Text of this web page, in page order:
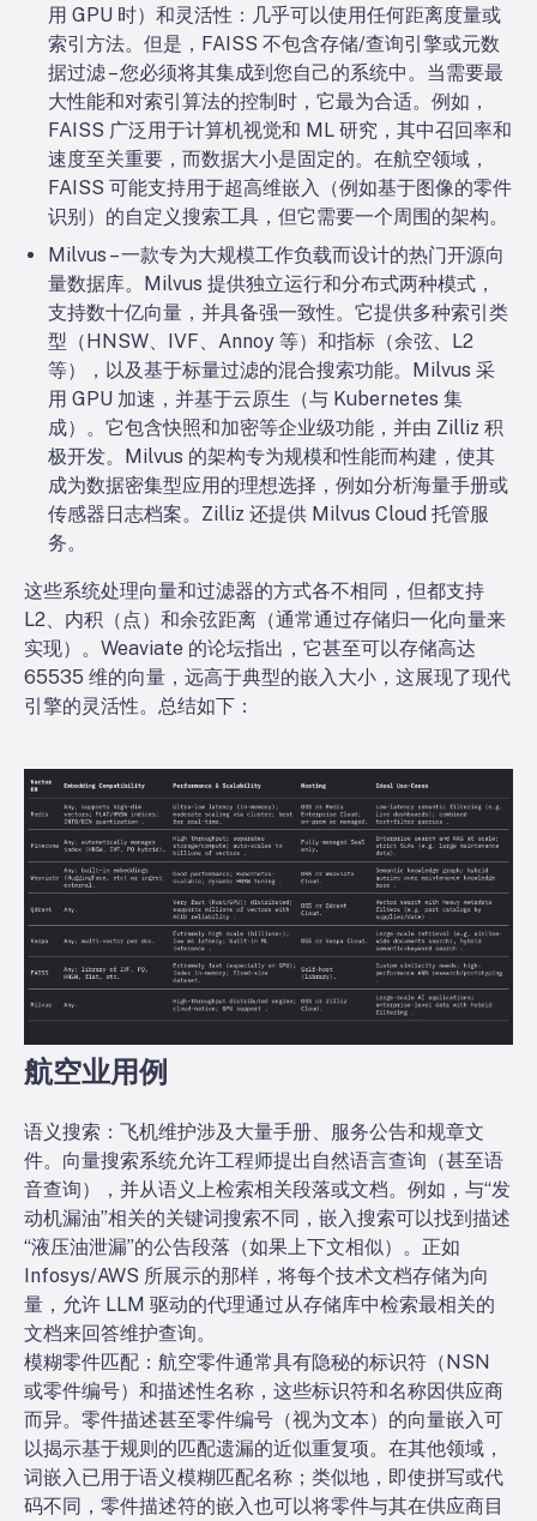
用 GPU 时）和灵活性：几乎可以使用任何距离度量或
索引方法。但是，FAISS 不包含存储/查询引擎或元数
据过滤 – 您必须将其集成到您自己的系统中。当需要最
大性能和对索引算法的控制时，它最为合适。例如，
FAISS 广泛用于计算机视觉和 ML 研究，其中召回率和
速度至关重要，而数据大小是固定的。在航空领域，
FAISS 可能支持用于超高维嵌入（例如基于图像的零件
识别）的自定义搜索工具，但它需要一个周围的架构。
Milvus – 一款专为大规模工作负载而设计的热门开源向
量数据库。Milvus 提供独立运行和分布式两种模式，
支持数十亿向量，并具备强一致性。它提供多种索引类
型（HNSW、IVF、Annoy 等）和指标（余弦、L2
等），以及基于标量过滤的混合搜索功能。Milvus 采
用 GPU 加速，并基于云原生（与 Kubernetes 集
成）。它包含快照和加密等企业级功能，并由 Zilliz 积
极开发。Milvus 的架构专为规模和性能而构建，使其
成为数据密集型应用的理想选择，例如分析海量手册或
传感器日志档案。Zilliz 还提供 Milvus Cloud 托管服
务。
这些系统处理向量和过滤器的方式各不相同，但都支持
L2、内积（点）和余弦距离（通常通过存储归一化向量来
实现）。Weaviate 的论坛指出，它甚至可以存储高达
65535 维的向量，远高于典型的嵌入大小，这展现了现代
引擎的灵活性。总结如下：
航空业用例
语义搜索：飞机维护涉及大量手册、服务公告和规章文
件。向量搜索系统允许工程师提出自然语言查询（甚至语
音查询），并从语义上检索相关段落或文档。例如，与“发
动机漏油”相关的关键词搜索不同，嵌入搜索可以找到描述
“液压油泄漏”的公告段落（如果上下文相似）。正如
Infosys/AWS 所展示的那样，将每个技术文档存储为向
量，允许 LLM 驱动的代理通过从存储库中检索最相关的
文档来回答维护查询。
模糊零件匹配：航空零件通常具有隐秘的标识符（NSN
或零件编号）和描述性名称，这些标识符和名称因供应商
而异。零件描述甚至零件编号（视为文本）的向量嵌入可
以揭示基于规则的匹配遗漏的近似重复项。在其他领域，
词嵌入已用于语义模糊匹配名称；类似地，即使拼写或代
码不同，零件描述符的嵌入也可以将零件与其在供应商目